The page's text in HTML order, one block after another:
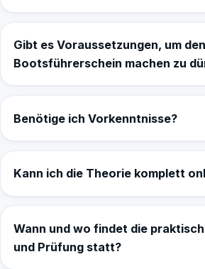
Gibt es Voraussetzungen, um den
Bootsführerschein machen zu
Benötige ich Vorkenntnisse?
Kann ich die Theorie komplett
Wann und wo findet die
und Prüfung statt?